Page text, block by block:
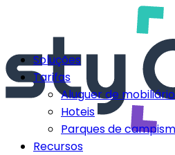
Soluções
Tarifas
Aluguer de mobiliário
Hoteis
Parques de
Recursos